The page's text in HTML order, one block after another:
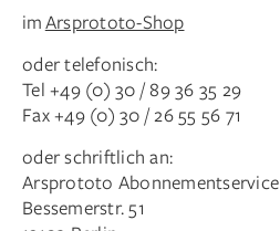
imArsprototo-Shop
oder telefonisch:
Tel +49 (0) 30 / 89 36 35 29
Fax +49 (0) 30 / 26 55 56 71
oder schriftlich an:
Arsprototo Abonnementservice
Bessemerstr. 51